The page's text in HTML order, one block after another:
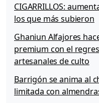
CIGARRILLOS:
los que más subieron
Ghaniun Alfajores
premium con el
artesanales de culto
Barrigón se anima al
limitada con